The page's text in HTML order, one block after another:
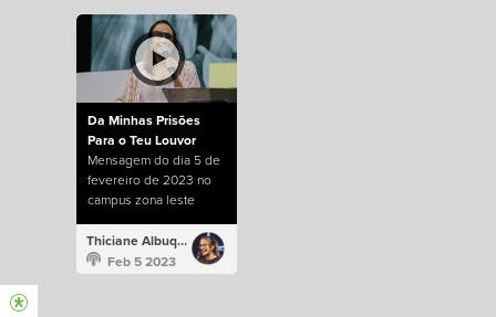
Da Minhas Prisões
Para o Teu Louvor
Mensagem do dia 5 de
fevereiro de 2023 no
campus zona leste
Thiciane Albuquerque
Feb 5 2023